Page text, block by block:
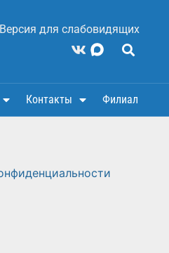
Версия для слабовидящих
Контакты Филиал